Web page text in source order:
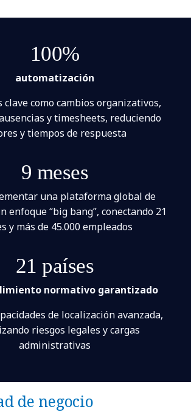
100%
automatización
clave como cambios organizativos,
y timesheets, reduciendo
y tiempos de respuesta
9 meses
una plataforma global de
enfoque “big bang”, conectando 21
y más de 45.000 empleados
21 países
normativo garantizado
de localización avanzada,
riesgos legales y cargas
administrativas
de negocio